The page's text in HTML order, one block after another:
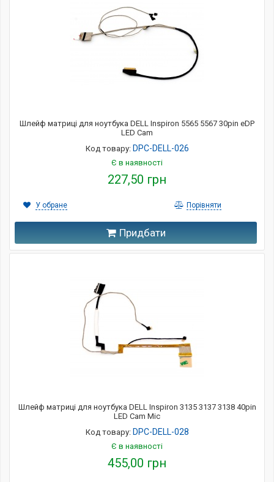
Шлейф матриці для ноутбука DELL Inspiron 5565 5567 30pin eDP
LED Cam
Код товару: DPC-DELL-026
Є в наявності
227,50 грн
Придбати
У обране Порівняти
Шлейф матриці для ноутбука DELL Inspiron 3135 3137 3138 40pin
LED Cam Mic
Код товару: DPC-DELL-028
Є в наявності
455,00 грн